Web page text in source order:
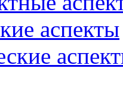
аспекты